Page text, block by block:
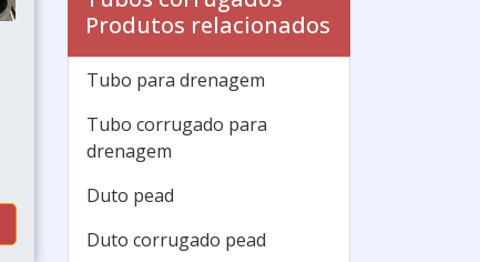
Produtos relacionados
Tubo para drenagem
Tubo corrugado para
drenagem
Duto pead
Duto corrugado pead